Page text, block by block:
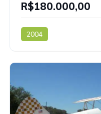
R$180.000,00
2004